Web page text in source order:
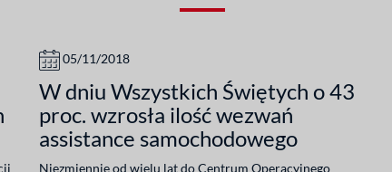
05/11/2018
W dniu Wszystkich Świętych o 43
proc. wzrosła ilość wezwań
assistance samochodowego
Niezmiennie od wielu lat do Centrum Operacyjnego